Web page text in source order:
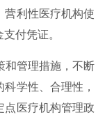
营利性医疗机构使
付凭证。
和管理措施，不断
学性、合理性，
点医疗机构管理政